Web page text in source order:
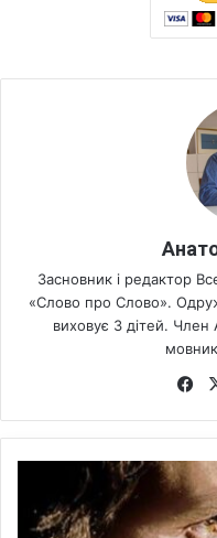
Засновник і редактор
«Слово про Слово».
виховує 3 дітей. Член